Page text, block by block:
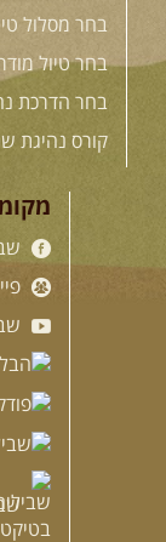
בחר מסלול
בחר טיול
בחר הדרכת
קורס נהיגת